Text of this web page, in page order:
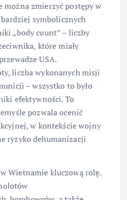
zmierzyć postępy w
symbolicznych
„body count” – liczby
które miały
USA.
liczba wykonanych misji
– wszystko to było
efektywności. To
pozwala ocenić
w kontekście wojny
ryzyko dehumanizacji
Wietnamie kluczową rolę.